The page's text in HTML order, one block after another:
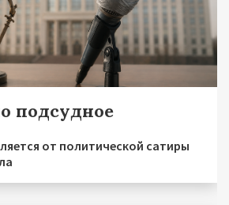
подсудное
от политической сатиры